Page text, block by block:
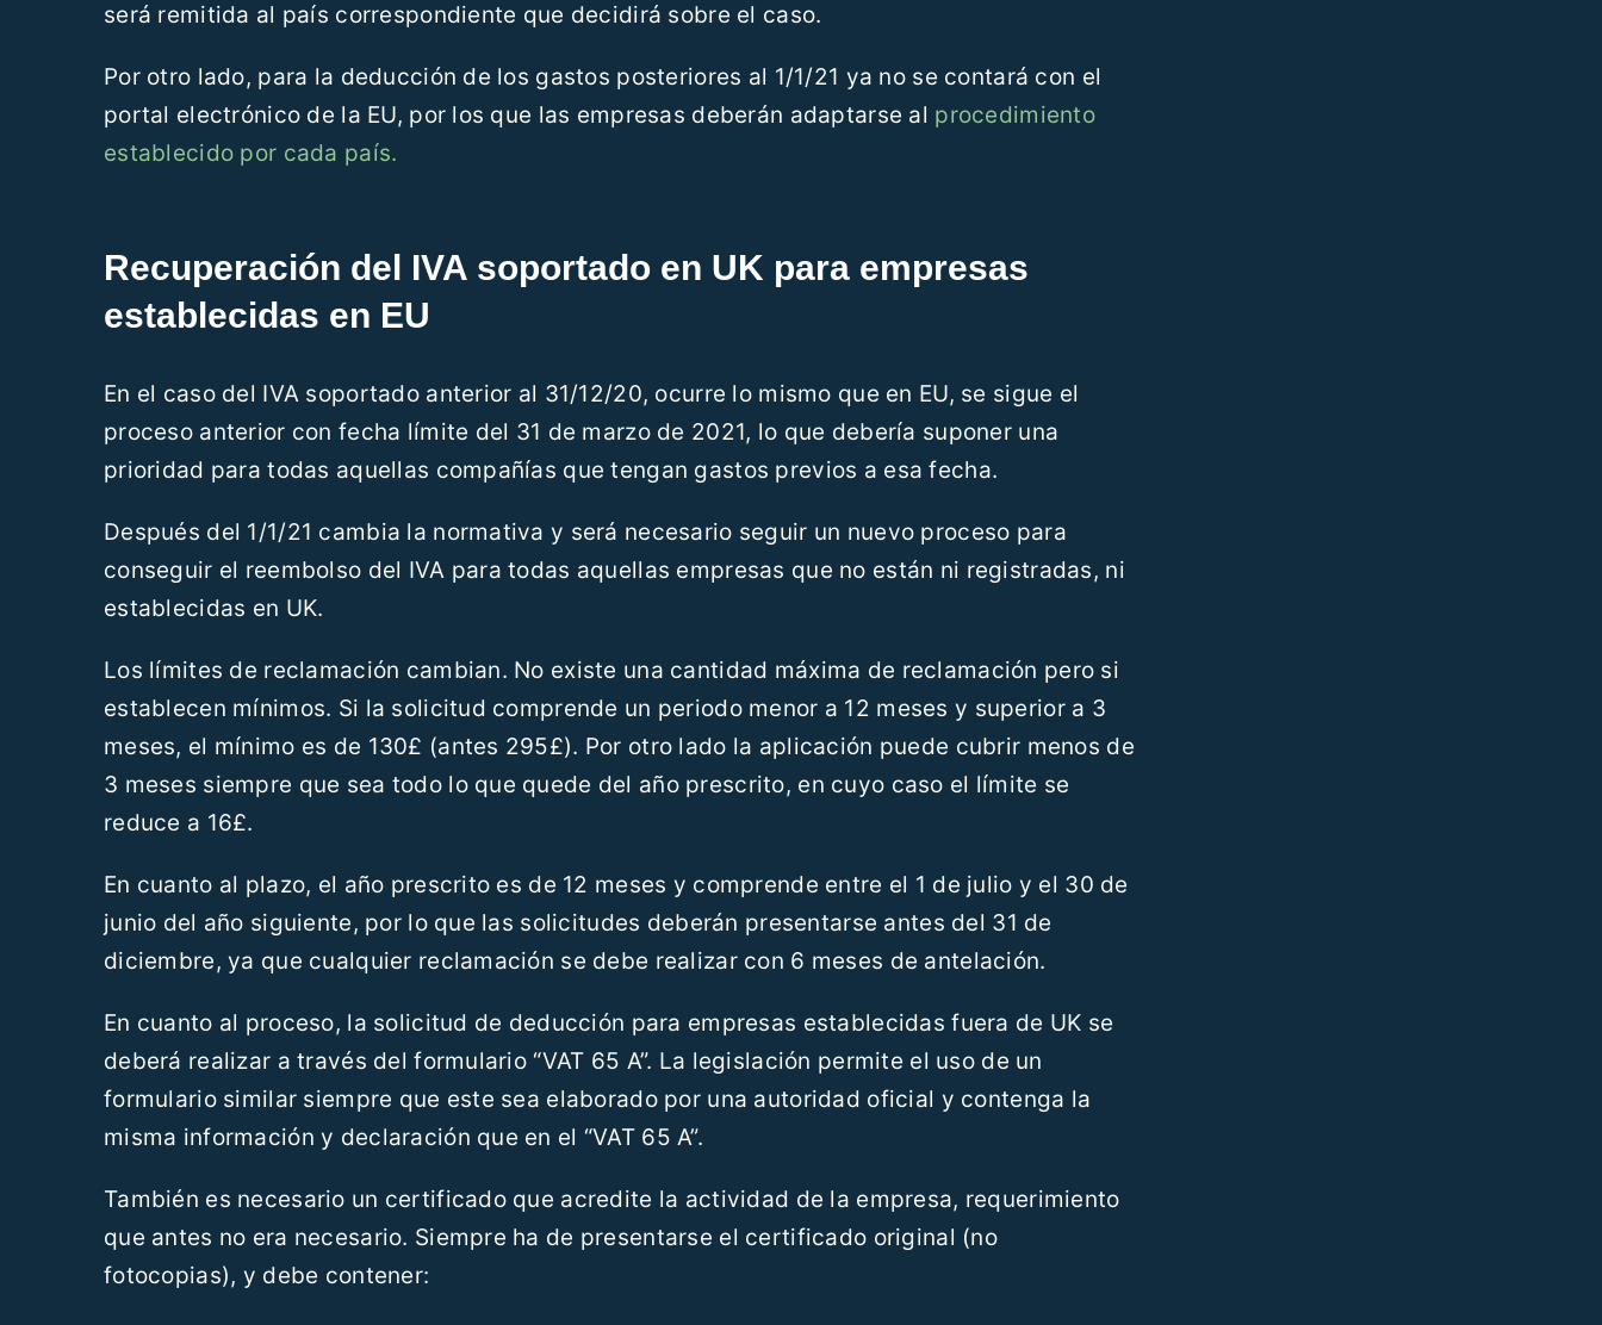
será remitida al país correspondiente que decidirá sobre el caso.
Por otro lado, para la deducción de los gastos posteriores al 1/1/21 ya no se contará con el
portal electrónico de la EU, por los que las empresas deberán adaptarse al procedimiento
establecido por cada país.
Recuperación del IVA soportado en UK para empresas
establecidas en EU
En el caso del IVA soportado anterior al 31/12/20, ocurre lo mismo que en EU, se sigue el
proceso anterior con fecha límite del 31 de marzo de 2021, lo que debería suponer una
prioridad para todas aquellas compañías que tengan gastos previos a esa fecha.
Después del 1/1/21 cambia la normativa y será necesario seguir un nuevo proceso para
conseguir el reembolso del IVA para todas aquellas empresas que no están ni registradas, ni
establecidas en UK.
Los límites de reclamación cambian. No existe una cantidad máxima de reclamación pero si
establecen mínimos. Si la solicitud comprende un periodo menor a 12 meses y superior a 3
meses, el mínimo es de 130£ (antes 295£). Por otro lado la aplicación puede cubrir menos de
3 meses siempre que sea todo lo que quede del año prescrito, en cuyo caso el límite se
reduce a 16£.
En cuanto al plazo, el año prescrito es de 12 meses y comprende entre el 1 de julio y el 30 de
junio del año siguiente, por lo que las solicitudes deberán presentarse antes del 31 de
diciembre, ya que cualquier reclamación se debe realizar con 6 meses de antelación.
En cuanto al proceso, la solicitud de deducción para empresas establecidas fuera de UK se
deberá realizar a través del formulario “VAT 65 A”. La legislación permite el uso de un
formulario similar siempre que este sea elaborado por una autoridad oficial y contenga la
misma información y declaración que en el “VAT 65 A”.
También es necesario un certificado que acredite la actividad de la empresa, requerimiento
que antes no era necesario. Siempre ha de presentarse el certificado original (no
fotocopias), y debe contener: